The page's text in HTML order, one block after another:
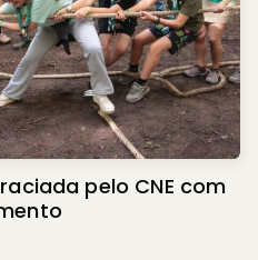
pelo CNE com